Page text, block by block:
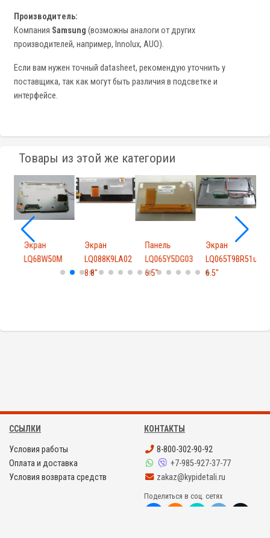
Производитель:
Компания Samsung (возможны аналоги от других
производителей, например, Innolux, AUO).
Если вам нужен точный datasheet, рекомендую уточнить у
поставщика, так как могут быть различия в подсветке и
интерфейсе.
Товары из этой же категории
Экран
LQ6BW50M
Экран
LQ088K9LA02
8.8"
Панель
LQ065Y5DG03
6.5"
Экран
LQ065T9BR51u
6.5"
ССЫЛКИ
Условия работы
Оплата и доставка
Условия возврата средств
КОНТАКТЫ
8-800-302-90-92
+7-985-927-37-77
zakaz@kypidetali.ru
Поделиться в соц. сетях